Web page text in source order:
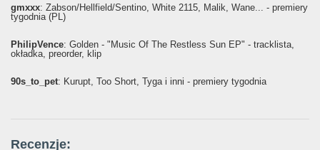
gmxxx: Żabson/Hellfield/Sentino, White 2115, Malik, Wane... - premiery
tygodnia (PL)
PhilipVence: Golden - "Music Of The Restless Sun EP" - tracklista,
okładka, preorder, klip
90s_to_pet: Kurupt, Too Short, Tyga i inni - premiery tygodnia
Recenzje: